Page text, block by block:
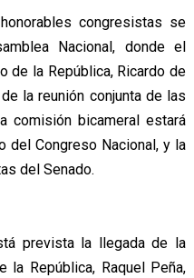
congresistas se
Nacional, donde el
de la República, Ricardo de
la reunión conjunta de las
comisión bicameral estará
del Congreso Nacional, y la
del Senado.
prevista la llegada de la
la República, Raquel Peña,